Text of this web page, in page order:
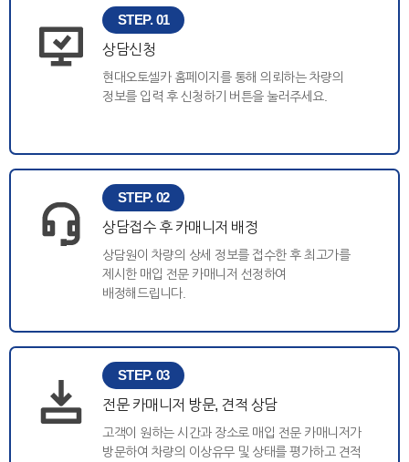
STEP. 01
상담신청
현대오토셀카 홈페이지를 통해 의뢰하는 차량의
정보를 입력 후 신청하기 버튼을 눌러주세요.
STEP. 02
상담접수 후 카매니저 배정
상담원이 차량의 상세 정보를 접수한 후 최고가를
제시한 매입 전문 카매니저 선정하여
배정해드립니다.
STEP. 03
전문 카매니저 방문, 견적 상담
고객이 원하는 시간과 장소로 매입 전문 카매니저가
방문하여 차량의 이상유무 및 상태를 평가하고 견적